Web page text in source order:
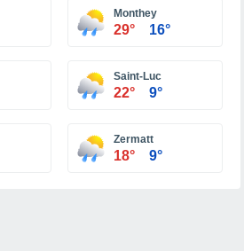
Monthey
29° 16°
Saint-Luc
22° 9°
Zermatt
18° 9°